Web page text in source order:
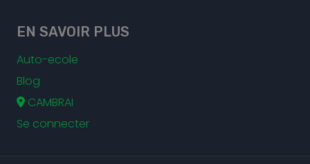
EN SAVOIR PLUS
Auto-ecole
Blog
CAMBRAI
Se connecter